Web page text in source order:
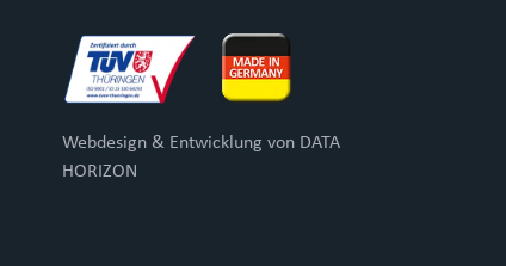
Webdesign & Entwicklung von DATA
HORIZON